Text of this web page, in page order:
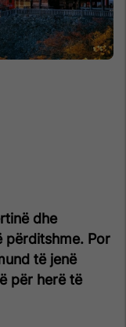
dhe
përditshme. Por
të jenë
për herë të